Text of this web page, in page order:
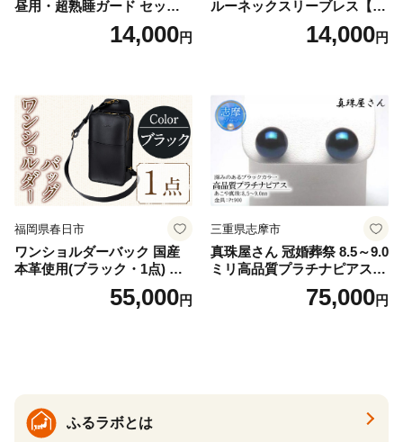
昼用・超熟睡ガード セット
羽付き ナプキン 生理用品 サ
ニタリー ユニ・チャーム
14,000円
ルーネックスリーブレス【Y
V2618P】Lサイズ クリアベ
ージュ3枚セット [№5716-04
14,000円
福岡県春日市
ワンショルダーバック 国産
本革使用(ブラック・1点) 鞄
バック バッグ カバン レザー
国産 日本製 牛革 黒 革 革製
55,000円
三重県志摩市
真珠屋さん 冠婚葬祭 8.5～9.0
ミリ高品質プラチナピアス P
t900 志摩産アコヤ真珠 ブラ
ックパール 黒真珠75,000円
ふるラボとは